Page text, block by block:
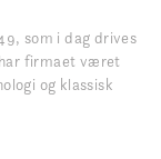
som i dag drives
firmaet været
og klassisk